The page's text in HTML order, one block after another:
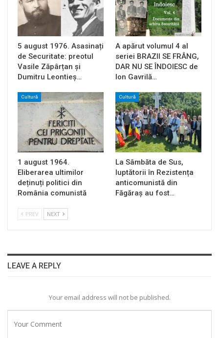
5 august 1976. Asasinați
de Securitate: preotul
Vasile Zăpârțan și
Dumitru Leontieș…
A apărut volumul 4 al
seriei BRAZII SE FRÂNG,
DAR NU SE ÎNDOIESC de
Ion Gavrilă…
Cultură
1 august 1964.
Eliberarea ultimilor
deținuți politici din
România comunistă
Cultură
La Sâmbăta de Sus,
luptătorii în Rezistența
anticomunistă din
Făgăraș au fost…
PREV NEXT
LEAVE A REPLY
Your email address will not be published.